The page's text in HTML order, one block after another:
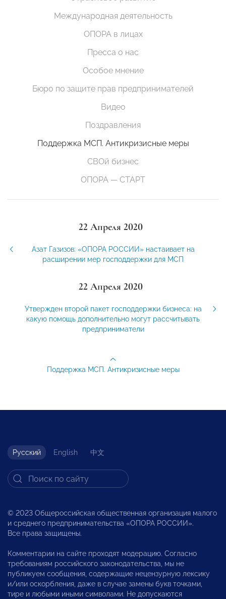
Международная деятельность
ОПОРА в лицах
Пресса о нас
Особое мнение
Бюро по защите прав предпринимателей
Видео
Поздравления
Поддержка МСП. Антикризисные меры
СВОй бизнес
ОПОРА — СТАРТ
22 Апреля 2020
Азат Газизов: «ОПОРА РОССИИ» настаивает на
расширении мер господдержки для МСП
22 Апреля 2020
Утвержден второй пакет господдержки бизнеса: на
какую помощь дополнительно могут рассчитывать
предприниматели
Поддержка МСП. Антикризисные меры
Русский English 中文
© 2023 Общероссийская общественная организация малого
и среднего предпринимательства «ОПОРА РОССИИ».
Все права защищены.
Комментарии на сайте проходят модерацию. Согласно
требованиям российского законодательства, мы не
публикуем сообщения, содержащие нецензурную лексику
и/или оскорбления, даже в случае замены букв точками,
тире и любыми иными символами. Не допускаются